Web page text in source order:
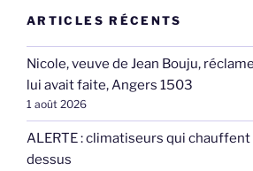
ARTICLES RÉCENTS
Nicole, veuve de Jean Bouju,
lui avait faite, Angers 1503
1 août 2026
ALERTE : climatiseurs qui
dessus